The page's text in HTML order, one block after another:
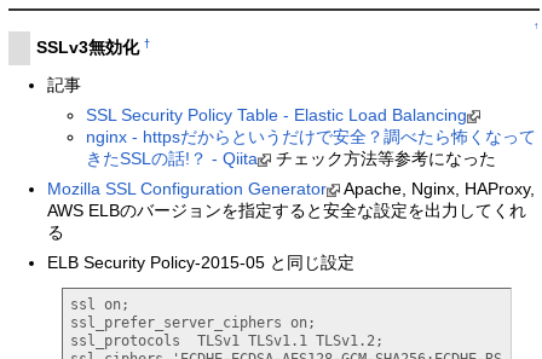
↑
SSLv3無効化 †
記事
SSL Security Policy Table - Elastic Load Balancing
nginx - httpsだからというだけで安全？調べたら怖くなって
きたSSLの話!？ - Qiita
チェック方法等参考になった
Mozilla SSL Configuration Generator
Apache, Nginx, HAProxy,
AWS ELBのバージョンを指定すると安全な設定を出力してくれ
る
ELB Security Policy-2015-05 と同じ設定
ssl on;
ssl_prefer_server_ciphers on;
ssl_protocols  TLSv1 TLSv1.1 TLSv1.2;